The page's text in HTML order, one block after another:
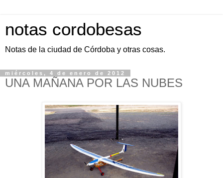
notas cordobesas
Notas de la ciudad de Córdoba y otras cosas.
miércoles, 4 de enero de 2012
UNA MAÑANA POR LAS NUBES